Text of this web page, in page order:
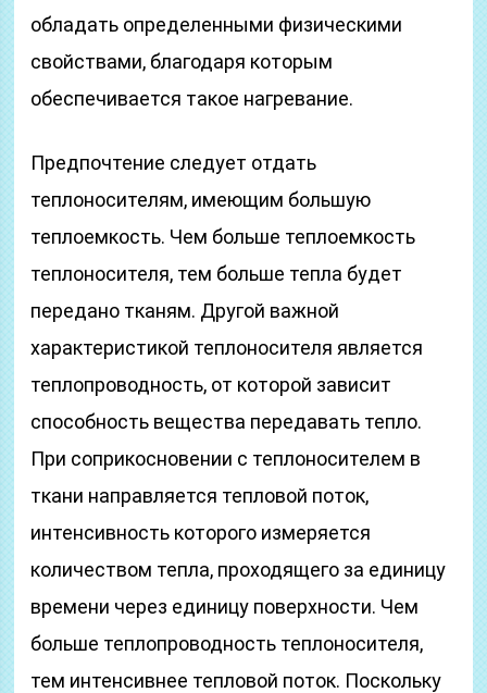
обладать определенными физическими
свойствами, благодаря которым
обеспечивается такое нагревание.
Предпочтение следует отдать
теплоносителям, имеющим большую
теплоемкость. Чем больше теплоемкость
теплоносителя, тем больше тепла будет
передано тканям. Другой важной
характеристикой теплоносителя является
теплопроводность, от которой зависит
способность вещества передавать тепло.
При соприкосновении с теплоносителем в
ткани направляется тепловой поток,
интенсивность которого измеряется
количеством тепла, проходящего за единицу
времени через единицу поверхности. Чем
больше теплопроводность теплоносителя,
тем интенсивнее тепловой поток. Поскольку